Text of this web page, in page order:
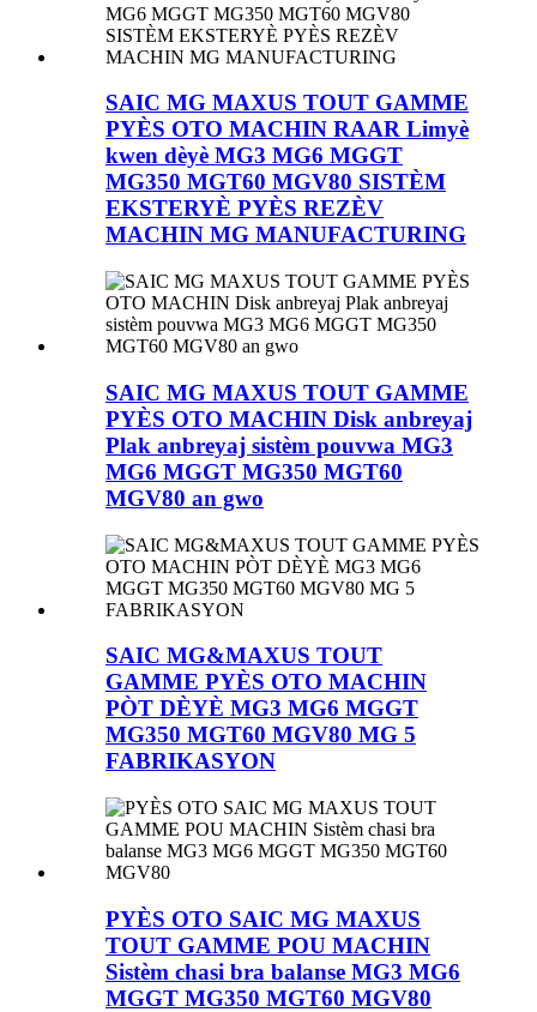
SAIC MG MAXUS TOUT GAMME
PYÈS OTO MACHIN RAAR Limyè
kwen dèyè MG3 MG6 MGGT
MG350 MGT60 MGV80 SISTÈM
EKSTERYÈ PYÈS REZÈV
MACHIN MG MANUFACTURING
SAIC MG MAXUS TOUT GAMME
PYÈS OTO MACHIN Disk anbreyaj
Plak anbreyaj sistèm pouvwa MG3
MG6 MGGT MG350 MGT60
MGV80 an gwo
SAIC MG&MAXUS TOUT
GAMME PYÈS OTO MACHIN
PÒT DÈYÈ MG3 MG6 MGGT
MG350 MGT60 MGV80 MG 5
FABRIKASYON
PYÈS OTO SAIC MG MAXUS
TOUT GAMME POU MACHIN
Sistèm chasi bra balanse MG3 MG6
MGGT MG350 MGT60 MGV80